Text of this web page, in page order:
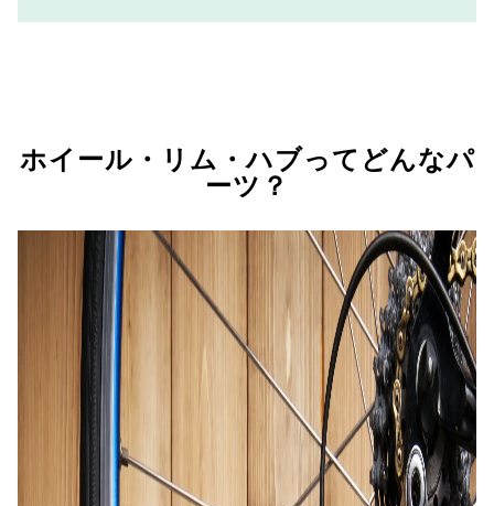
ホイール・リム・ハブってどんなパ
ーツ？